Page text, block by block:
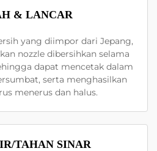
& LANCAR
yang diimpor dari Jepang,
nozzle dibersihkan selama
dapat mencetak dalam
serta menghasilkan
menerus dan halus.
TAHAN SINAR